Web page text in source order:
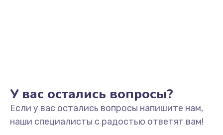
Замена/Pемонт карбюратора
1300 руб.
У вас остались вопросы?
Если у вас остались вопросы напишите нам,
наши специалисты с радостью ответят вам!